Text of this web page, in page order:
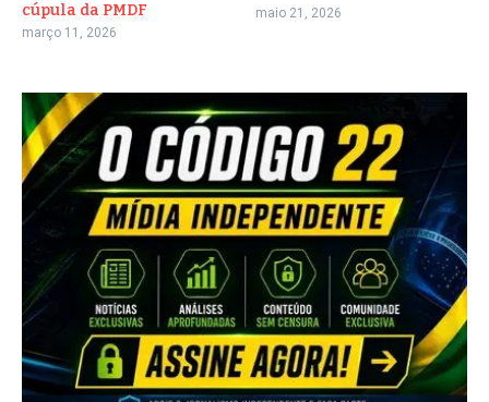
cúpula da PMDF
março 11, 2026
maio 21, 2026